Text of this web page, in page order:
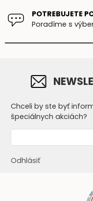
POTREBUJETE
Poradíme s
Chceli by ste byť
špeciálnych akciách?
Odhlásiť